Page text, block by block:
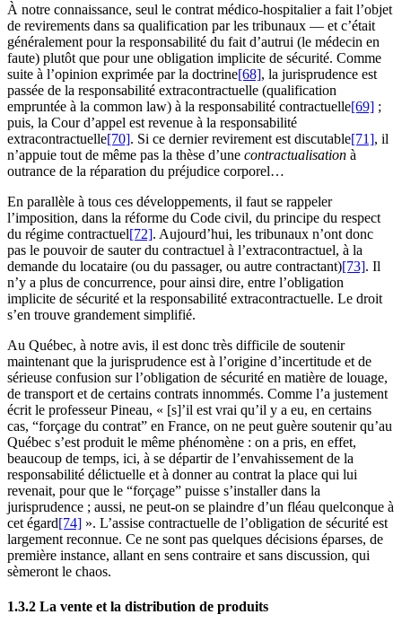
À notre connaissance, seul le contrat médico-hospitalier a fait l’objet
de revirements dans sa qualification par les tribunaux — et c’était
généralement pour la responsabilité du fait d’autrui (le médecin en
faute) plutôt que pour une obligation implicite de sécurité. Comme
suite à l’opinion exprimée par la doctrine[68], la jurisprudence est
passée de la responsabilité extracontractuelle (qualification
empruntée à la common law) à la responsabilité contractuelle[69] ;
puis, la Cour d’appel est revenue à la responsabilité
extracontractuelle[70]. Si ce dernier revirement est discutable[71], il
n’appuie tout de même pas la thèse d’une contractualisation à
outrance de la réparation du préjudice corporel…
En parallèle à tous ces développements, il faut se rappeler
l’imposition, dans la réforme du Code civil, du principe du respect
du régime contractuel[72]. Aujourd’hui, les tribunaux n’ont donc
pas le pouvoir de sauter du contractuel à l’extracontractuel, à la
demande du locataire (ou du passager, ou autre contractant)[73]. Il
n’y a plus de concurrence, pour ainsi dire, entre l’obligation
implicite de sécurité et la responsabilité extracontractuelle. Le droit
s’en trouve grandement simplifié.
Au Québec, à notre avis, il est donc très difficile de soutenir
maintenant que la jurisprudence est à l’origine d’incertitude et de
sérieuse confusion sur l’obligation de sécurité en matière de louage,
de transport et de certains contrats innommés. Comme l’a justement
écrit le professeur Pineau, « [s]’il est vrai qu’il y a eu, en certains
cas, “forçage du contrat” en France, on ne peut guère soutenir qu’au
Québec s’est produit le même phénomène : on a pris, en effet,
beaucoup de temps, ici, à se départir de l’envahissement de la
responsabilité délictuelle et à donner au contrat la place qui lui
revenait, pour que le “forçage” puisse s’installer dans la
jurisprudence ; aussi, ne peut-on se plaindre d’un fléau quelconque à
cet égard[74] ». L’assise contractuelle de l’obligation de sécurité est
largement reconnue. Ce ne sont pas quelques décisions éparses, de
première instance, allant en sens contraire et sans discussion, qui
sèmeront le chaos.
1.3.2 La vente et la distribution de produits